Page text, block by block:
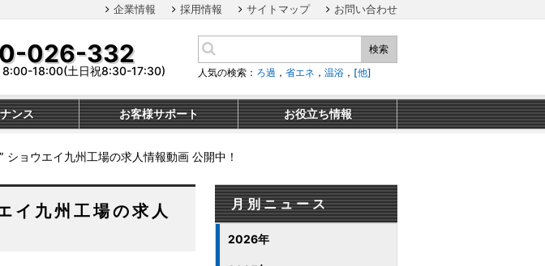
企業情報 採用情報 サイトマップ お問い合わせ
026-332
8:00-18:00(土日祝8:30-17:30)
検索
人気の検索： ろ過 ， 省エネ ， 温浴 ， [他]
ンス お客様サポート お役立ち情報
ショウエイ九州工場の求人情報動画 公開中！
イ九州工場の求人
月別ニュース
2026年